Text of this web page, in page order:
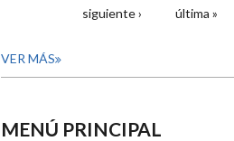
siguiente › última »
VER MÁS
MENÚ PRINCIPAL